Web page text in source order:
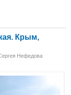
Крым,
Нефедова